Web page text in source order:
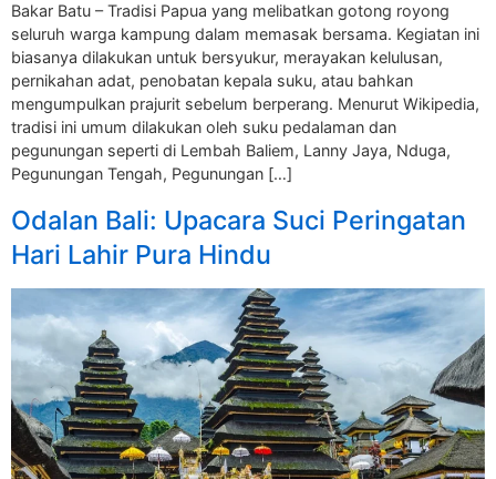
Bakar Batu – Tradisi Papua yang melibatkan gotong royong
seluruh warga kampung dalam memasak bersama. Kegiatan ini
biasanya dilakukan untuk bersyukur, merayakan kelulusan,
pernikahan adat, penobatan kepala suku, atau bahkan
mengumpulkan prajurit sebelum berperang. Menurut Wikipedia,
tradisi ini umum dilakukan oleh suku pedalaman dan
pegunungan seperti di Lembah Baliem, Lanny Jaya, Nduga,
Pegunungan Tengah, Pegunungan […]
Odalan Bali: Upacara Suci Peringatan
Hari Lahir Pura Hindu